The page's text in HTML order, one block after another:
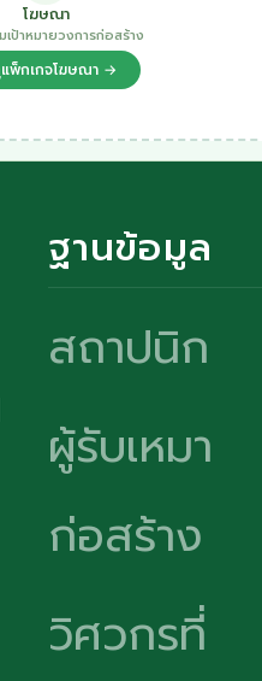
โฆษณา
เป้าหมายวงการก่อสร้าง
พ็กเกจโฆษณา →
ฐานข้อมูล
สถาปนิก
ผู้รับเหมา
ก่อสร้าง
วิศวกรที่